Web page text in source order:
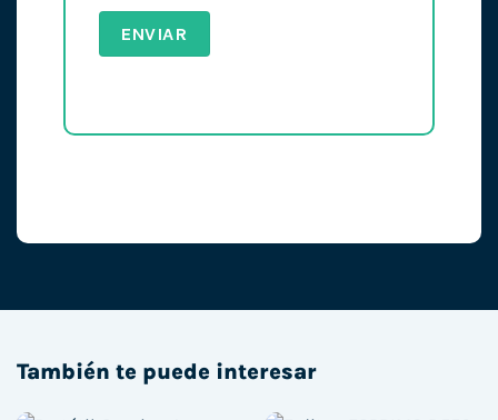
También te puede interesar